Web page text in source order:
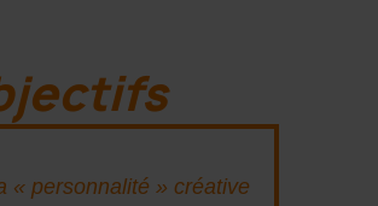
« personnalité » créative